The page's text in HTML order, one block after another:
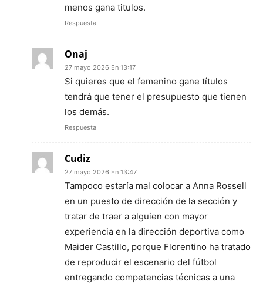
menos gana titulos.
Respuesta
Onaj
27 mayo 2026 En 13:17
Si quieres que el femenino gane títulos
tendrá que tener el presupuesto que tienen
los demás.
Respuesta
Cudiz
27 mayo 2026 En 13:47
Tampoco estaría mal colocar a Anna Rossell
en un puesto de dirección de la sección y
tratar de traer a alguien con mayor
experiencia en la dirección deportiva como
Maider Castillo, porque Florentino ha tratado
de reproducir el escenario del fútbol
entregando competencias técnicas a una